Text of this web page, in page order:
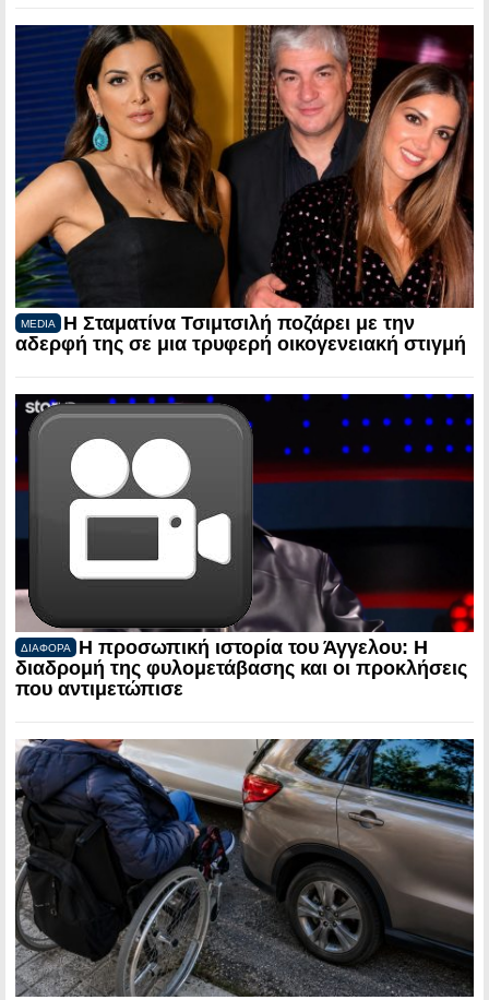
MEDIA
Η Σταματίνα Τσιμτσιλή ποζάρει με την
αδερφή της σε μια τρυφερή οικογενειακή στιγμή
ΔΙΑΦΟΡΑ
Η προσωπική ιστορία του Άγγελου: Η
διαδρομή της φυλομετάβασης και οι προκλήσεις
που αντιμετώπισε